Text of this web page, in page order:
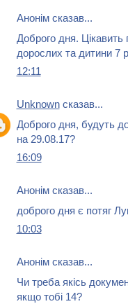
Анонім сказав...
Доброго дня.
дорослих та дитини 7
12:11
Unknownсказав...
Доброго дня, будуть
на 29.08.17?
16:09
Анонім сказав...
доброго дня є потяг
10:03
Анонім сказав...
Чи треба якісь
якщо тобі 14?